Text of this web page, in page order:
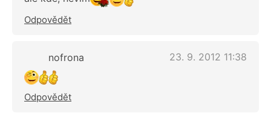
Odpovědět
nofrona 23. 9. 2012 11:38
Odpovědět